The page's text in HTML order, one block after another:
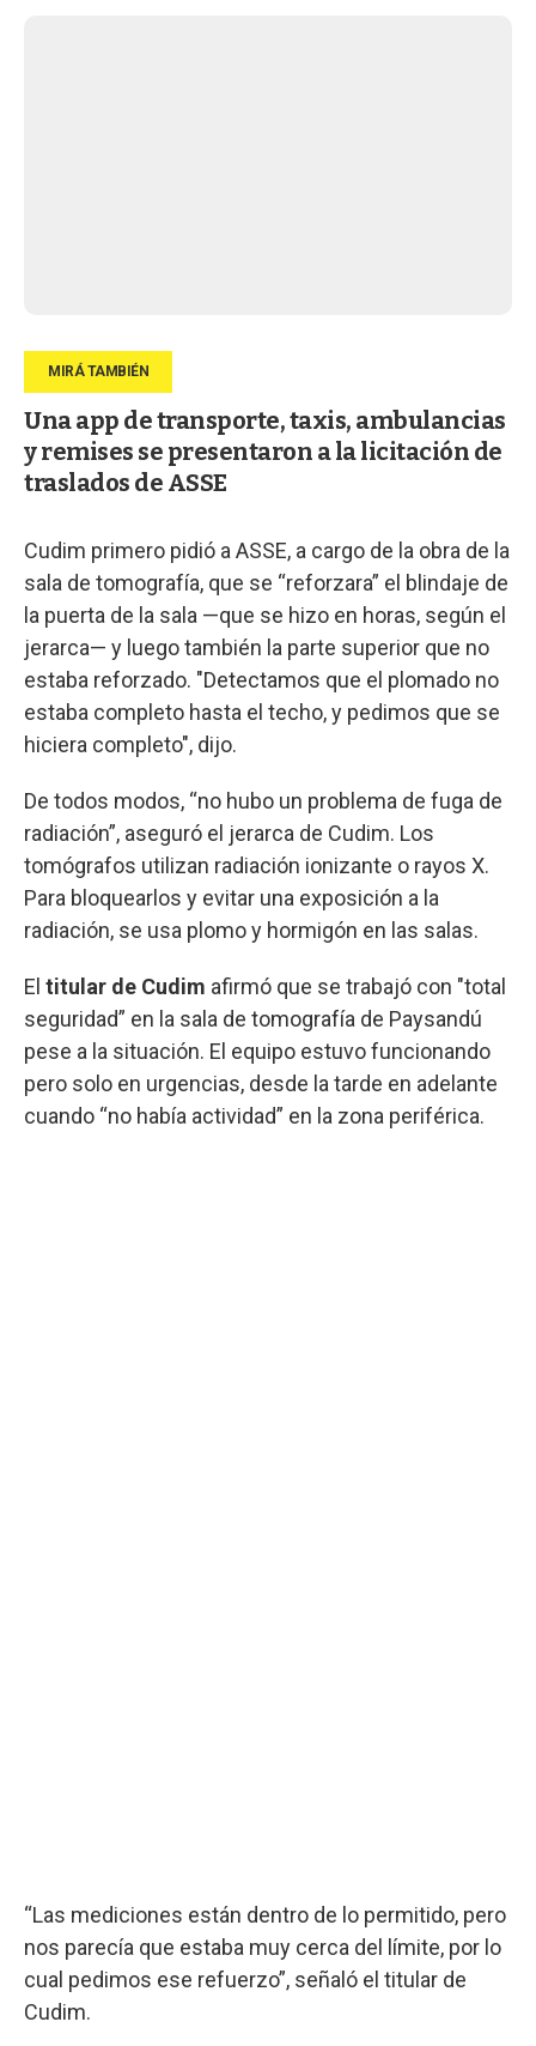
Una app de transporte, taxis, ambulancias
y remises se presentaron a la licitación de
traslados de ASSE
Cudim primero pidió a ASSE, a cargo de la obra de la
sala de tomografía, que se “reforzara” el blindaje de
la puerta de la sala —que se hizo en horas, según el
jerarca— y luego también la parte superior que no
estaba reforzado. "Detectamos que el plomado no
estaba completo hasta el techo, y pedimos que se
hiciera completo", dijo.
De todos modos, “no hubo un problema de fuga de
radiación”, aseguró el jerarca de Cudim. Los
tomógrafos utilizan radiación ionizante o rayos X.
Para bloquearlos y evitar una exposición a la
radiación, se usa plomo y hormigón en las salas.
El titular de Cudim afirmó que se trabajó con "total
seguridad” en la sala de tomografía de Paysandú
pese a la situación. El equipo estuvo funcionando
pero solo en urgencias, desde la tarde en adelante
cuando “no había actividad” en la zona periférica.
“Las mediciones están dentro de lo permitido, pero
nos parecía que estaba muy cerca del límite, por lo
cual pedimos ese refuerzo”, señaló el titular de
Cudim.